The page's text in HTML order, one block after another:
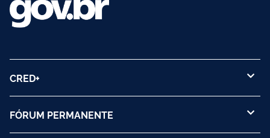
CRED+
FÓRUM PERMANENTE